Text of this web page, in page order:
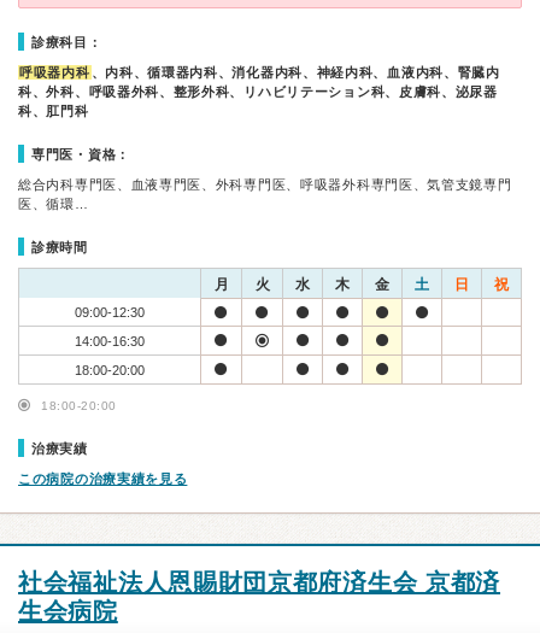
診療科目：
呼吸器内科 、内科、循環器内科、消化器内科、神経内科、血液内科、腎臓内
科、外科、呼吸器外科、整形外科、リハビリテーション科、皮膚科、泌尿器
科、肛門科
専門医・資格：
総合内科専門医、血液専門医、外科専門医、呼吸器外科専門医、気管支鏡専門
医、循環…
診療時間
月 火 水 木 金 土 日 祝
09:00-12:30
14:00-16:30
18:00-20:00
18:00-20:00
治療実績
この病院の治療実績を見る
社会福祉法人恩賜財団京都府済生会 京都済
生会病院